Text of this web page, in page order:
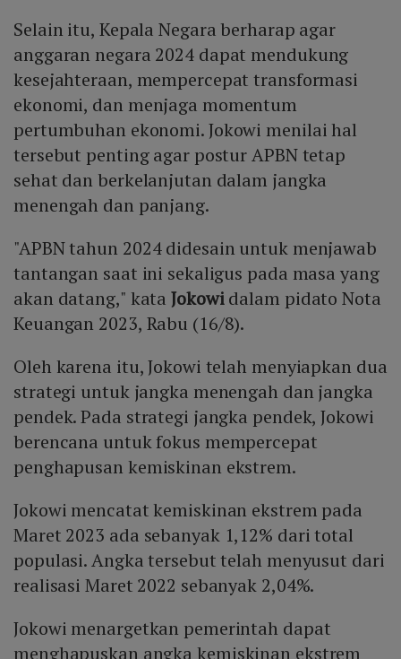
Selain itu, Kepala Negara berharap agar
anggaran negara 2024 dapat mendukung
kesejahteraan, mempercepat transformasi
ekonomi, dan menjaga momentum
pertumbuhan ekonomi. Jokowi menilai hal
tersebut penting agar postur APBN tetap
sehat dan berkelanjutan dalam jangka
menengah dan panjang.
"APBN tahun 2024 didesain untuk menjawab
tantangan saat ini sekaligus pada masa yang
akan datang," kataJokowidalam pidato Nota
Keuangan 2023, Rabu (16/8).
Oleh karena itu, Jokowi telah menyiapkan dua
strategi untuk jangka menengah dan jangka
pendek. Pada strategi jangka pendek, Jokowi
berencana untuk fokus mempercepat
penghapusan kemiskinan ekstrem.
Jokowi mencatat kemiskinan ekstrem pada
Maret 2023 ada sebanyak 1,12% dari total
populasi. Angka tersebut telah menyusut dari
realisasi Maret 2022 sebanyak 2,04%.
Jokowi menargetkan pemerintah dapat
menghapuskan angka kemiskinan ekstrem